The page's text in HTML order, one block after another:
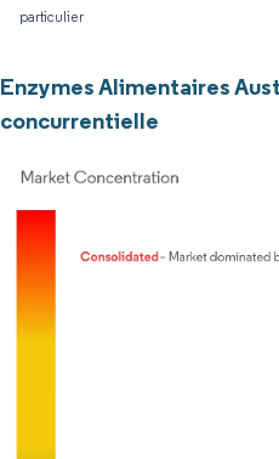
particulier
Enzymes Alimentaires
concurrentielle